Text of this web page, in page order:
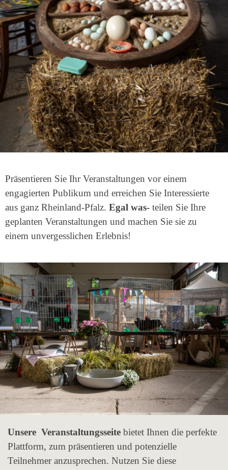
Präsentieren Sie Ihr Veranstaltungen vor einem
engagierten Publikum und erreichen Sie Interessierte
aus ganz Rheinland-Pfalz. Egal was- teilen Sie Ihre
geplanten Veranstaltungen und machen Sie sie zu
einem unvergesslichen Erlebnis!
Unsere Veranstaltungsseite bietet Ihnen die perfekte
Plattform, zum präsentieren und potenzielle
Teilnehmer anzusprechen. Nutzen Sie diese